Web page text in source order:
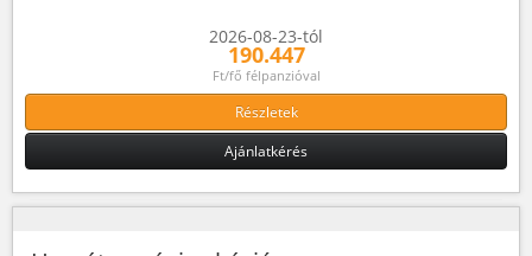
2026-08-23-tól
190.447
Ft/fő félpanzióval
Részletek
Ajánlatkérés